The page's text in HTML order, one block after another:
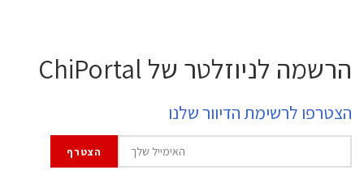
הרשמה לניוזלטר של ChiPortal
הצטרפו לרשימת הדיוור שלנו